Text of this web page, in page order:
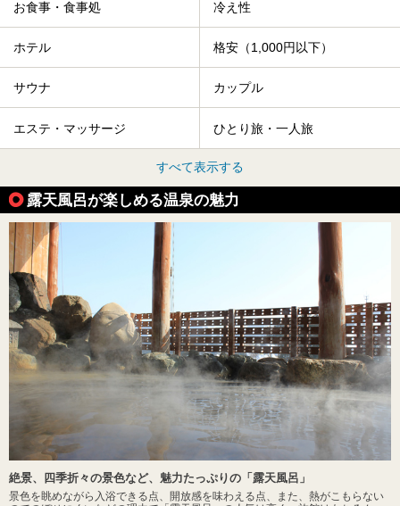
お食事・食事処 冷え性
ホテル 格安（1,000円以下）
サウナ カップル
エステ・マッサージ ひとり旅・一人旅
すべて表示する
露天風呂が楽しめる温泉の魅力
絶景、四季折々の景色など、魅力たっぷりの「露天風呂」
景色を眺めながら入浴できる点、開放感を味わえる点、また、熱がこもらない